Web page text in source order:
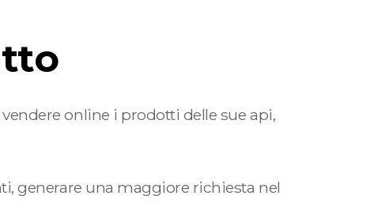
online i prodotti delle sue api,
generare una maggiore richiesta nel